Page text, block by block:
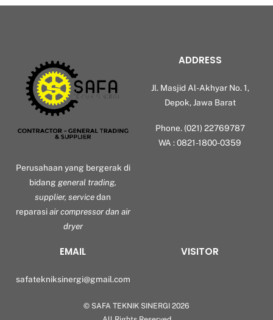
Perusahaan yang bergerak di
bidang general trading,
supplier, servicedan
reparasiair compressor dan air
dryer
ADDRESS
Jl. Masjid Al-Akhyar No. 1,
Depok, Jawa Barat
Phone. (021) 22769787
WA : 0821-1800-0359
EMAIL
safatekniksinergi@gmail.com
VISITOR
© SAFA TEKNIK SINERGI 2026